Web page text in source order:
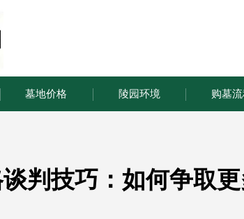
墓地价格 陵园环境 购墓
判技巧：如何争取